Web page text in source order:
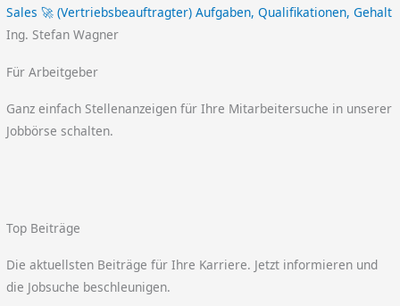
Sales 🚀 (Vertriebsbeauftragter) Aufgaben, Qualifikationen, Gehalt
Ing. Stefan Wagner
Für Arbeitgeber
Ganz einfach Stellenanzeigen für Ihre Mitarbeitersuche in unserer
Jobbörse schalten.
Top Beiträge
Die aktuellsten Beiträge für Ihre Karriere. Jetzt informieren und
die Jobsuche beschleunigen.